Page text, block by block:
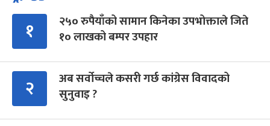
१
२५० रुपैयाँको सामान किनेका उपभोक्ताले जिते
१० लाखको बम्पर उपहार
२
अब सर्वोच्चले कसरी गर्छ कांग्रेस विवादको
सुनुवाइ ?